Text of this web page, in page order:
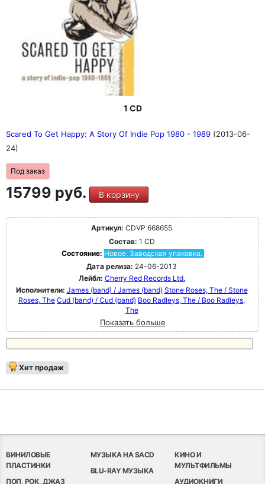
1 CD
Scared To Get Happy: A Story Of Indie Pop 1980 - 1989 (2013-06-
24)
Под заказ
15799 руб. В корзину
Артикул: CDVP 668655
Состав: 1 CD
Состояние: Новое. Заводская упаковка.
Дата релиза: 24-06-2013
Лейбл: Cherry Red Records Ltd.
Исполнители: James (band) / James (band) Stone Roses, The / Stone
Roses, The Cud (band) / Cud (band) Boo Radleys, The / Boo Radleys,
The
Показать больше
Хит продаж
ВИНИЛОВЫЕ
ПЛАСТИНКИ
ПОП, РОК, ДЖАЗ
МУЗЫКА НА SACD
BLU-RAY МУЗЫКА
КИНО И
МУЛЬТФИЛЬМЫ
АУДИОКНИГИ